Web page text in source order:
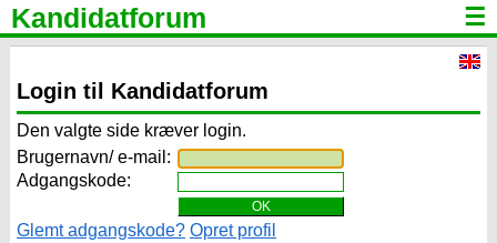
Kandidatforum ☰
Login til Kandidatforum
Den valgte side kræver login.
Brugernavn/ e-mail:
Adgangskode:
Glemt adgangskode? Opret profil